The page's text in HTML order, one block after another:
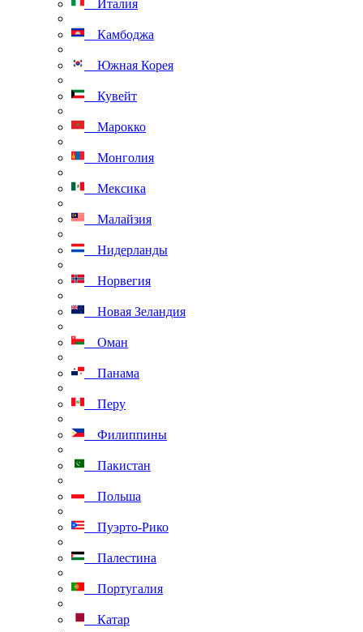
Италия
Камбоджа
Южная Корея
Кувейт
Марокко
Монголия
Мексика
Малайзия
Нидерланды
Норвегия
Новая Зеландия
Оман
Панама
Перу
Филиппины
Пакистан
Польша
Пуэрто-Рико
Палестина
Португалия
Катар